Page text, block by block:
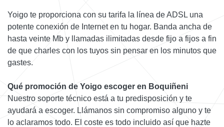
Yoigo te proporciona con su tarifa la línea de ADSL una
potente conexión de Internet en tu hogar. Banda ancha de
hasta veinte Mb y llamadas ilimitadas desde fijo a fijos a fin
de que charles con los tuyos sin pensar en los minutos que
gastes.
Qué promoción de Yoigo escoger en Boquiñeni
Nuestro soporte técnico está a tu predisposición y te
ayudará a escoger. Llámanos sin compromiso alguno y te
lo aclaramos todo. El coste es todo incluido así que hazte